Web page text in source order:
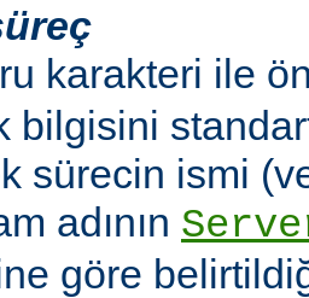
karakteri ile
bilgisini
sürecin ismi
adının
göre